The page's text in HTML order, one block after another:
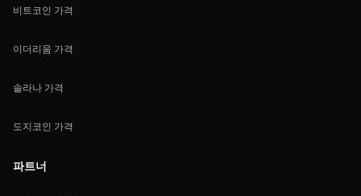
비트코인 가격
이더리움 가격
솔라나 가격
도지코인 가격
파트너